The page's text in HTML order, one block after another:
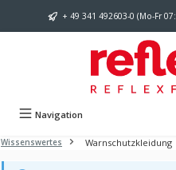
Zum Hauptinhalt springen
+ 49 341 492603-0 (Mo-Fr
Navigation
Wissenswertes Warnschutzkleidung